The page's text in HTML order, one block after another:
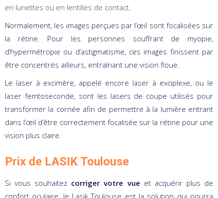
en lunettes ou en lentilles de contact.
Normalement, les images perçues par l’œil sont focalisées sur
la rétine. Pour les personnes souffrant de myopie,
d’hypermétropie ou d’astigmatisme, ces images finissent par
être concentrés ailleurs, entraînant une vision floue.
Le laser à excimère, appelé encore laser à exciplexe, ou le
laser femtoseconde, sont les lasers de coupe utilisés pour
transformer la cornée afin de permettre à la lumière entrant
dans l’œil d’être correctement focalisée sur la rétine pour une
vision plus claire.
Prix de LASIK Toulouse
Si vous souhaitez corriger votre vue et acquérir plus de
confort oculaire, le Lasik Toulouse est la solution qui pourra